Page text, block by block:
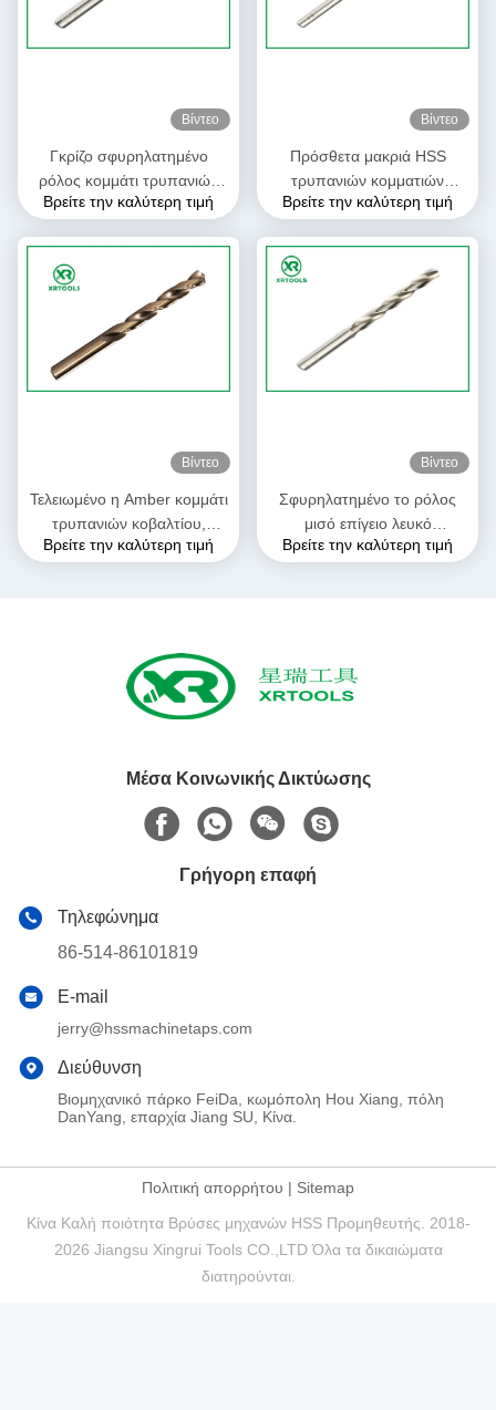
Βίντεο
Γκρίζο σφυρηλατημένο
ρόλος κομμάτι τρυπανιών
πριονιών τρυπών, ευθέα
καρφιών που σφραγίζει το
Βρείτε την καλύτερη τιμή
Βίντεο
Πρόσθετα μακριά HSS
τρυπανιών κομματιών
κυκλικά κομμάτια τρυπανιών
σημείου 135° μορφής
Βρείτε την καλύτερη τιμή
Βίντεο
Τελειωμένο η Amber κομμάτι
τρυπανιών κοβαλτίου,
παράλληλο κομμάτι
Βρείτε την καλύτερη τιμή
Βίντεο
Σφυρηλατημένο το ρόλος
μισό επίγειο λευκό
κομματιών τρυπανιών HSS
Βρείτε την καλύτερη τιμή
Μέσα Κοινωνικής Δικτύωσης
Γρήγορη επαφή
Τηλεφώνημα
86-514-86101819
E-mail
jerry@hssmachinetaps.com
Διεύθυνση
Βιομηχανικό πάρκο FeiDa, κωμόπολη Hou Xiang, πόλη
DanYang, επαρχία Jiang SU, Κίνα.
Πολιτική απορρήτου | Sitemap
Κίνα Καλή ποιότητα Βρύσες μηχανών HSS Προμηθευτής. 2018-
2026 Jiangsu Xingrui Tools CO.,LTD Όλα τα δικαιώματα
διατηρούνται.